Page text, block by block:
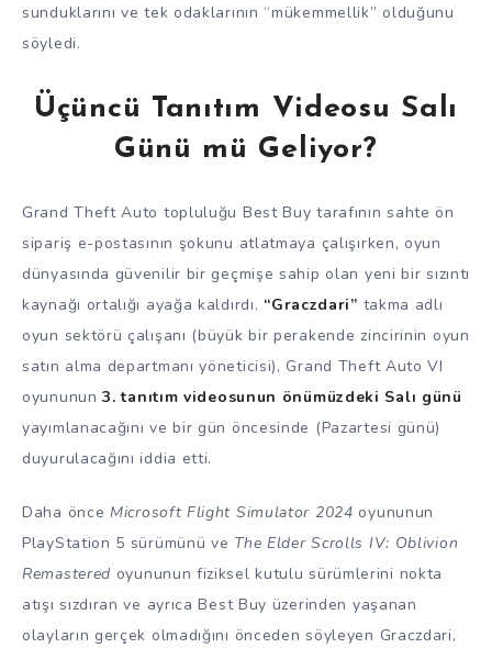
sunduklarını ve tek odaklarının “mükemmellik” olduğunu
söyledi.
Üçüncü Tanıtım Videosu Salı
Günü mü Geliyor?
Grand Theft Auto topluluğu Best Buy tarafının sahte ön
sipariş e-postasının şokunu atlatmaya çalışırken, oyun
dünyasında güvenilir bir geçmişe sahip olan yeni bir sızıntı
kaynağı ortalığı ayağa kaldırdı. “Graczdari” takma adlı
oyun sektörü çalışanı (büyük bir perakende zincirinin oyun
satın alma departmanı yöneticisi), Grand Theft Auto VI
oyununun3. tanıtım videosunun önümüzdeki Salı günü
yayımlanacağını ve bir gün öncesinde (Pazartesi günü)
duyurulacağını iddia etti.
Daha önce Microsoft Flight Simulator 2024 oyununun
PlayStation 5 sürümünü ve The Elder Scrolls IV: Oblivion
Remastered oyununun fiziksel kutulu sürümlerini nokta
atışı sızdıran ve ayrıca Best Buy üzerinden yaşanan
olayların gerçek olmadığını önceden söyleyen Graczdari,